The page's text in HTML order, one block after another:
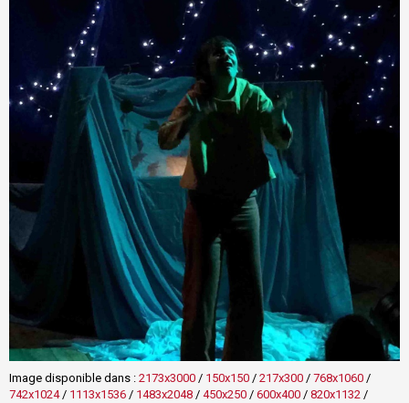
Image disponible dans : 2173x3000 / 150x150 / 217x300 / 768x1060 /
742x1024/ 1113x1536 / 1483x2048 / 450x250 / 600x400 / 820x1132 /